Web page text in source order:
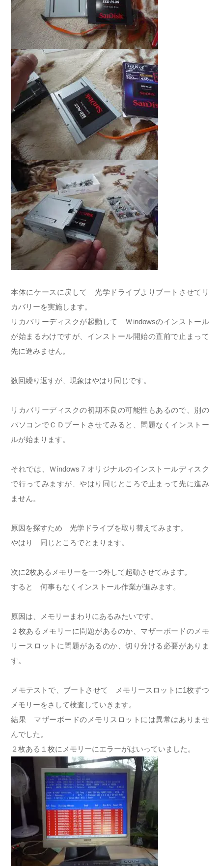
本体にケースに戻して 光学ドライブよりブートさせてリ
カバリーを実施します。
リカバリーディスクが起動して Ｗindowsのインストール
が始まるわけですが、インストール開始の直前で止まって
先に進みません。
数回繰り返すが、現象はやはり同じです。
リカバリーディスクの初期不良の可能性もあるので、別の
パソコンでＣＤブートさせてみると、問題なくインストー
ルが始まります。
それでは、Ｗindows７オリジナルのインストールディスク
で行ってみますが、やはり同じところで止まって先に進み
ません。
原因を探すため 光学ドライブを取り替えてみます。
やはり 同じところでとまります。
次に2枚あるメモリーを一つ外して起動させてみます。
すると 何事もなくインストール作業が進みます。
原因は、メモリーまわりにあるみたいです。
２枚あるメモリーに問題があるのか、マザーボードのメモ
リースロットに問題があるのか、切り分ける必要がありま
す。
メモテストで、ブートさせて メモリースロットに1枚ずつ
メモリーをさして検査していきます。
結果 マザーボードのメモリスロットには異常はありませ
んでした。
２枚ある１枚にメモリーにエラーがはいっていました。